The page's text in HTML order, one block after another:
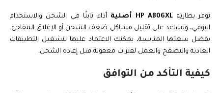
توفر بطارية HP AB06XL أصلية
أداء ثابتًا في الشحن والاستخدام
اليومي، وتساعد على تقليل مشاكل ضعف الشحن أو الإغلاق المفاجئ.
بفضل سعتها المناسبة، يمكنك الاعتماد عليها لتشغيل التطبيقات
العادية والتصفح والعمل لفترات معقولة قبل إعادة الشحن.
كيفية التأكد من التوافق